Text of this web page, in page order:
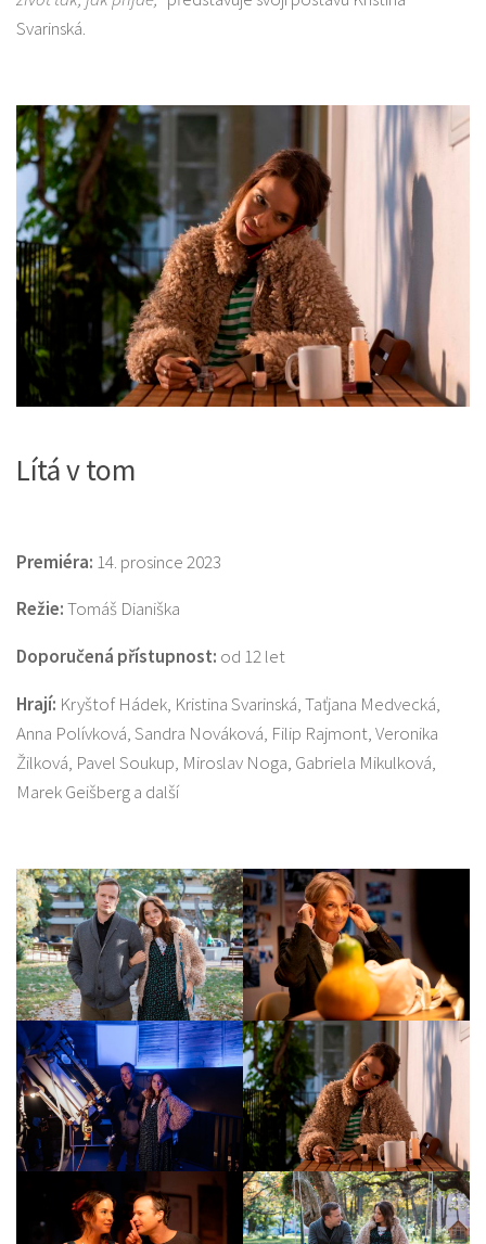
Svarinská.
Lítá v tom
Premiéra: 14. prosince 2023
Režie:Tomáš Dianiška
Doporučená přístupnost: od 12 let
Hrají: Kryštof Hádek, Kristina Svarinská, Taťjana Medvecká,
Anna Polívková, Sandra Nováková, Filip Rajmont, Veronika
Žilková, Pavel Soukup, Miroslav Noga, Gabriela Mikulková,
Marek Geišberg a další